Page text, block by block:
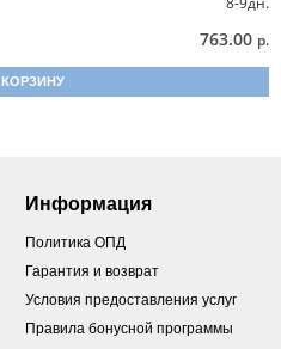
763.00 р.
Информация
Политика ОПД
Гарантия и возврат
Условия предоставления услуг
Правила бонусной программы